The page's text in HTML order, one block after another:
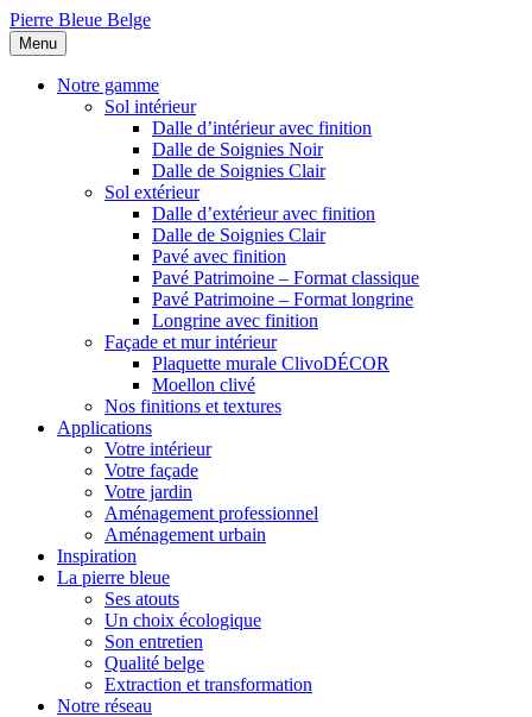
Pierre Bleue Belge
Menu
Notre gamme
Sol intérieur
Dalle d’intérieur avec finition
Dalle de Soignies Noir
Dalle de Soignies Clair
Sol extérieur
Dalle d’extérieur avec finition
Dalle de Soignies Clair
Pavé avec finition
Pavé Patrimoine – Format classique
Pavé Patrimoine – Format longrine
Longrine avec finition
Façade et mur intérieur
Plaquette murale ClivoDÉCOR
Moellon clivé
Nos finitions et textures
Applications
Votre intérieur
Votre façade
Votre jardin
Aménagement professionnel
Aménagement urbain
Inspiration
La pierre bleue
Ses atouts
Un choix écologique
Son entretien
Qualité belge
Extraction et transformation
Notre réseau